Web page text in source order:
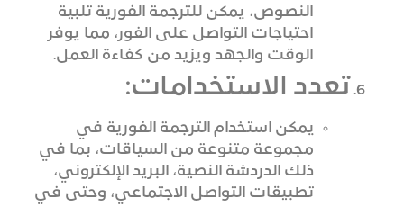
النصوص، يمكن للترجمة الفورية تلبية
احتياجات التواصل على الفور، مما يوفر
الوقت والجهد ويزيد من كفاءة العمل.
تعدد الاستخدامات:
يمكن استخدام الترجمة الفورية في
مجموعة متنوعة من السياقات، بما في
ذلك الدردشة النصية، البريد الإلكتروني،
تطبيقات التواصل الاجتماعي، وحتى في